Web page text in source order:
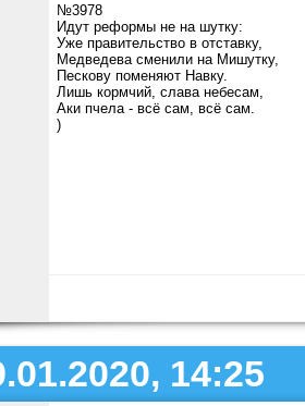
№3978
Идут реформы не на шутку:
Уже правительство в отставку,
Медведева сменили на Мишутку,
Пескову поменяют Навку.
Лишь кормчий, слава небесам,
Аки пчела - всё сам, всё сам.
)
14:25